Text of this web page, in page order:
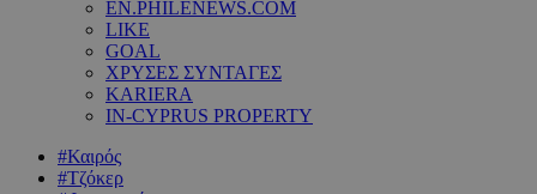
EN.PHILENEWS.COM
LIKE
GOAL
ΧΡΥΣΕΣ ΣΥΝΤΑΓΕΣ
KARIERA
IN-CYPRUS PROPERTY
#Καιρός
#Τζόκερ